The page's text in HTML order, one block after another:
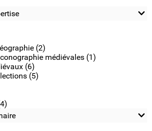
(2)
médiévales (1)
(6)
(5)